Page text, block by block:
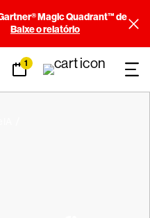
Magic Quadrant™ de
Baixe o relatório
1